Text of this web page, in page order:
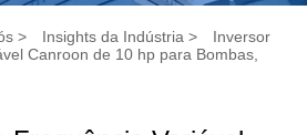
> Insights da Indústria >
Inversor
Canroon de 10 hp para Bombas,